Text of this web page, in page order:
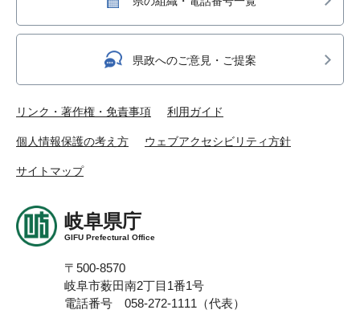
県政へのご意見・ご提案
リンク・著作権・免責事項 利用ガイド
個人情報保護の考え方 ウェブアクセシビリティ方針
サイトマップ
岐阜県庁
GIFU Prefectural Office
〒500-8570
岐阜市薮田南2丁目1番1号
電話番号 058-272-1111（代表）